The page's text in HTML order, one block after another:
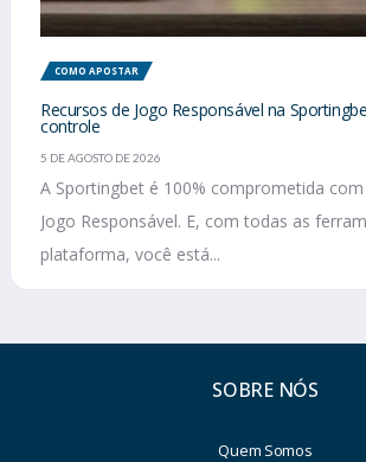
COMO APOSTAR
Recursos de Jogo Responsável na
controle
5 DE AGOSTO DE 2026
A Sportingbet é 100% comprometida
Jogo Responsável. E, com todas as
plataforma, você está...
SOBRE NÓS
Quem Somos